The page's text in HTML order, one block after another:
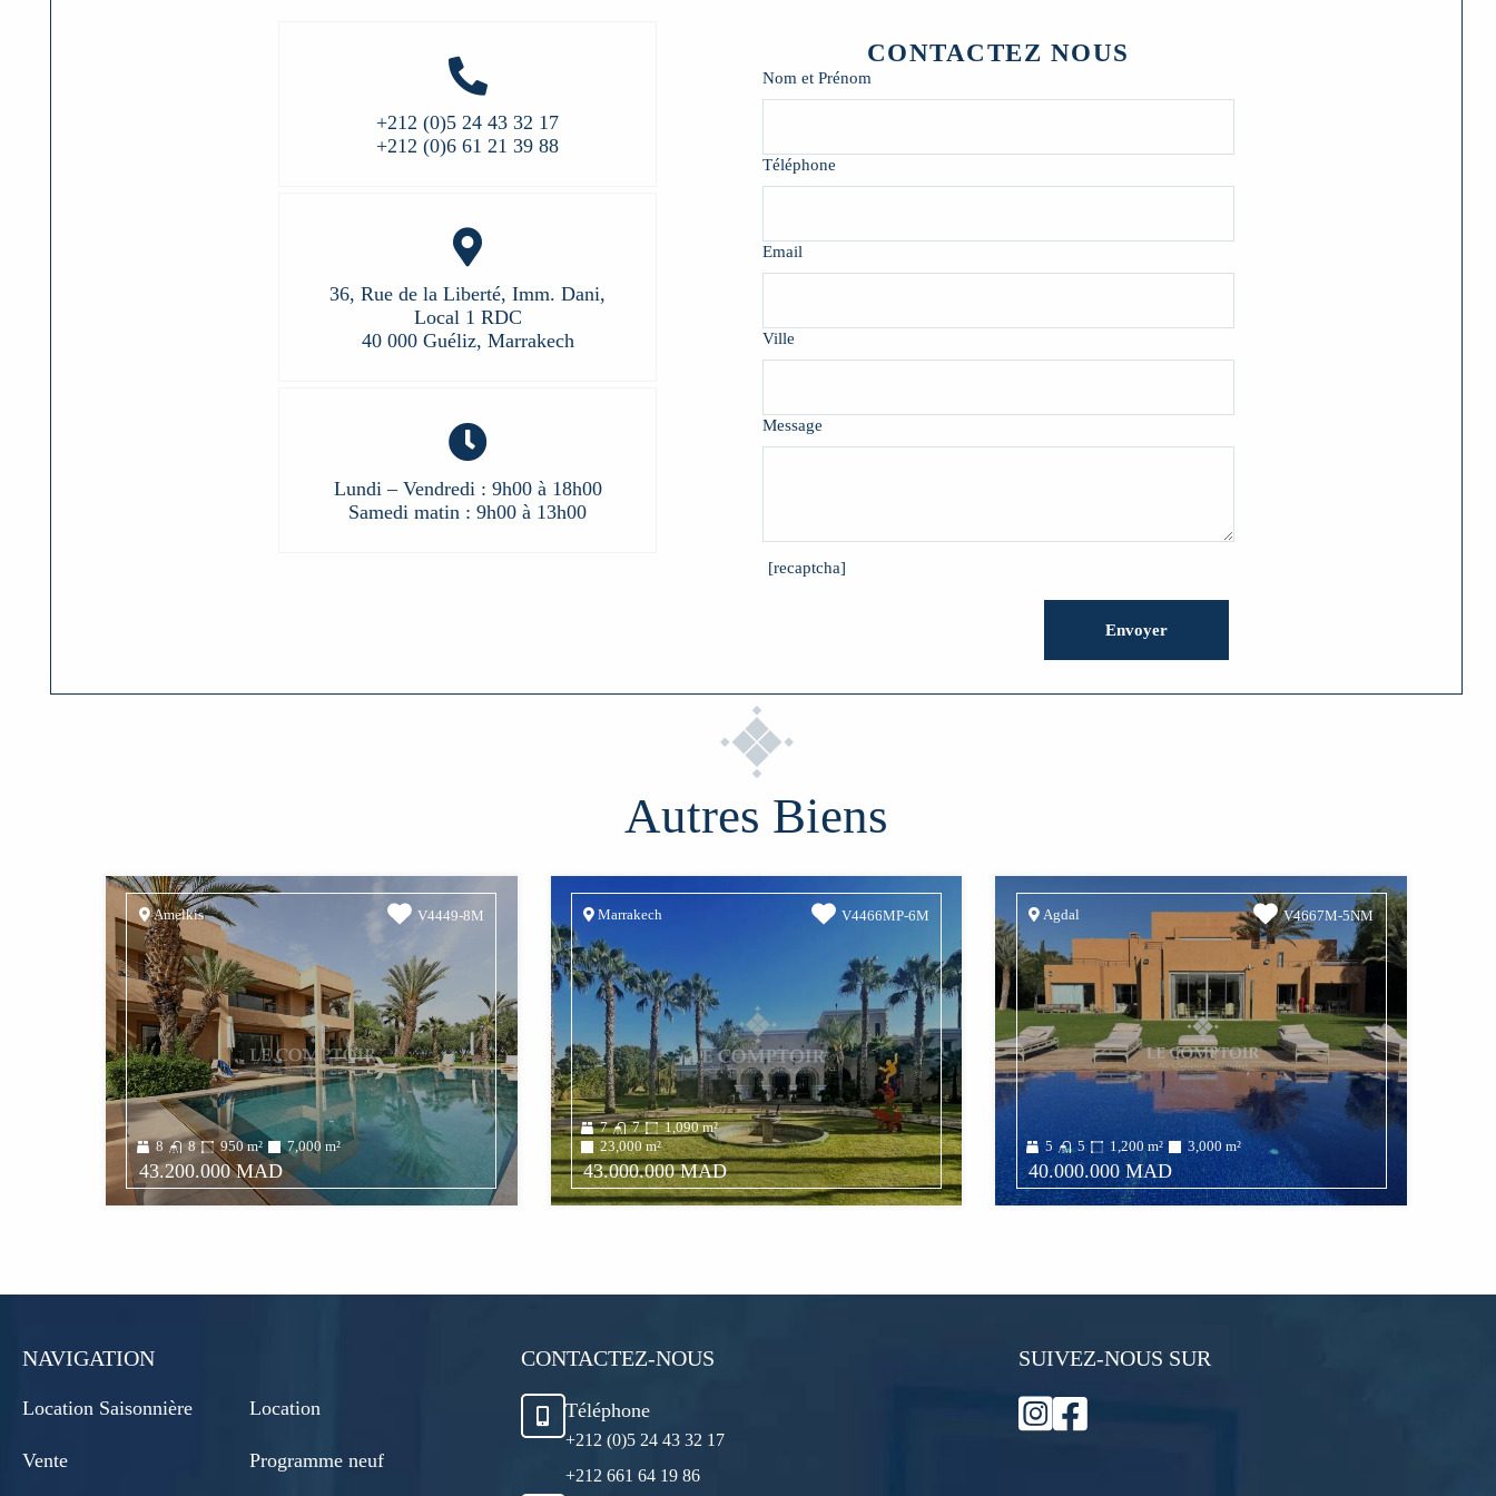
+212 (0)5 24 43 32 17
+212 (0)6 61 21 39 88
36, Rue de la Liberté, Imm. Dani,
Local 1 RDC
40 000 Guéliz, Marrakech
Lundi – Vendredi : 9h00 à 18h00
Samedi matin : 9h00 à 13h00
CONTACTEZ NOUS
Nom et Prénom
Téléphone
Email
Ville
Message
[recaptcha]
Autres Biens
Amelkis V4449-8M
8 8 950 m² 7,000 m²
43.200.000 MAD
Marrakech V4466MP-6M
7 7 1,090 m²
23,000 m²
43.000.000 MAD
Agdal V4667M-5NM
5 5 1,200 m² 3,000 m²
40.000.000 MAD
NAVIGATION
Location Saisonnière Location
Vente Programme neuf
CONTACTEZ-NOUS
Téléphone
+212 (0)5 24 43 32 17
+212 661 64 19 86
SUIVEZ-NOUS SUR